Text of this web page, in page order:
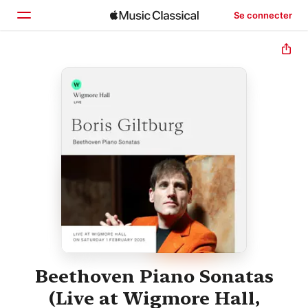
Se connecter
Accueil
Parcourir
Rechercher
Beethoven Piano Sonatas
(Live at Wigmore Hall,